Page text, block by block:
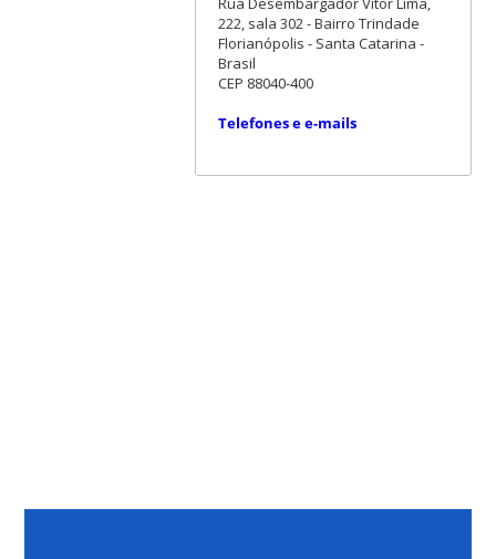
222, sala 302 - Bairro Trindade
Florianópolis - Santa Catarina -
Brasil
CEP 88040-400
Telefones e e-mails